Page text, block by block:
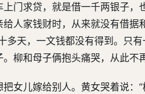
门求贷，就是借一千两银子，
人家钱财时，从来就没有借据
多天，一文钱都没有得到。只
柳和母子俩抱头痛哭，从此不
女儿嫁给别人。黄女哭着说：